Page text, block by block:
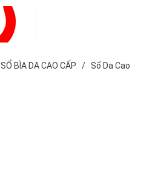
SỔ BÌA DA CAO CẤP / Sổ Da Cao